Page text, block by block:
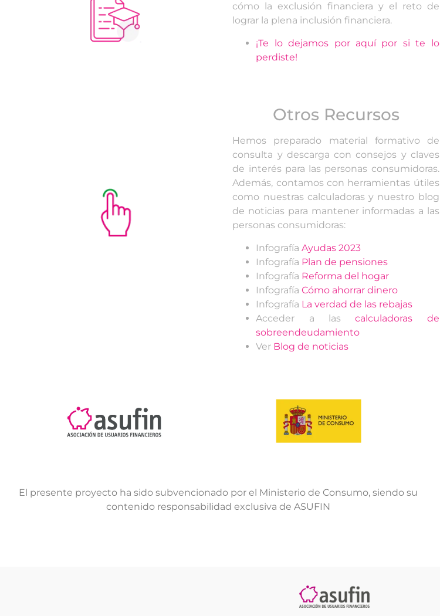
cómo la exclusión financiera y el reto de
lograr la plena inclusión financiera.
¡Te lo dejamos por aquí por si te lo
perdiste!
Otros Recursos
Hemos preparado material formativo de
consulta y descarga con consejos y claves
de interés para las personas consumidoras.
Además, contamos con herramientas útiles
como nuestras calculadoras y nuestro blog
de noticias para mantener informadas a las
personas consumidoras:
InfografíaAyudas 2023
Infografía Plan de pensiones
Infografía Reforma del hogar
InfografíaCómo ahorrar dinero
Infografía La verdad de las rebajas
Acceder a lascalculadoras de
sobreendeudamiento
Ver Blog de noticias
El presente proyecto ha sido subvencionado por el Ministerio de Consumo, siendo su
contenido responsabilidad exclusiva de ASUFIN